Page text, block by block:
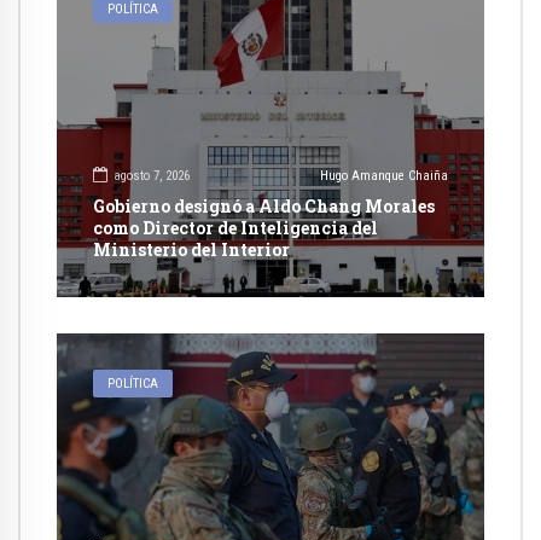
POLÍTICA
agosto 7, 2026 Hugo Amanque Chaiña
Gobierno designó a Aldo Chang Morales
como Director de Inteligencia del
Ministerio del Interior
POLÍTICA